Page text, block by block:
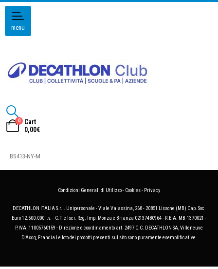
menu
0
Cart
0,00€
BS413-NY-M
Condizioni Generali di Utilizzo- Cookies- Privacy
DECATHLON ITALIA S.r.l. Unipersonale - Viale Valassina, 268 - 20851 Lissone (MB) Cap. Soc.
Euro 12.500.000 i.v. - C.F. e Iscr. Reg. Imp. Monza e Brianza 02137480964 - R.E.A. MB-1370021 -
P.IVA. 11005760159 - Direzione e coordinamento art. 2497 C.C. DECATHLON SA, Villeneuve
D'Ascq, Francia Le foto dei prodotti presenti sul sito sono puramente esemplificative.